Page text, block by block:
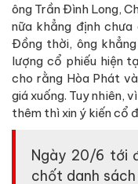
ông Trần Đình Long,
nữa khẳng định
Đồng thời, ông
lượng cổ phiếu hiện
cho rằng Hòa Phát
giá xuống. Tuy nhiên,
thêm thì xin ý kiến cổ
Ngày 20/6 tới
chốt danh